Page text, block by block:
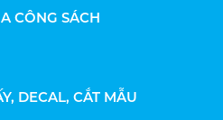
CÔNG SÁCH
DECAL, CẮT MẪU